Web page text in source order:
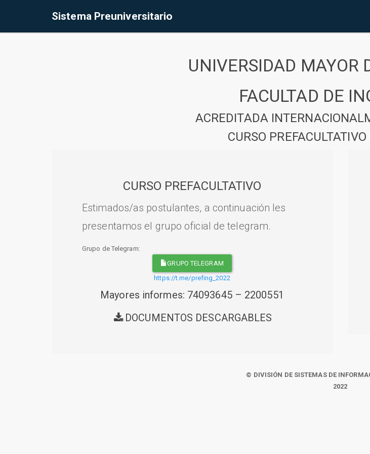
Sistema Preuniversitario
UNIVERSIDAD MAYOR
FACULTAD DE
ACREDITADA
CURSO
CURSO PREFACULTATIVO
Estimados/as postulantes, a continuación les
presentamos el grupo oficial de telegram.
Grupo de Telegram:
GRUPO TELEGRAM
https://t.me/prefing_2022
Mayores informes: 74093645 – 2200551
DOCUMENTOS DESCARGABLES
© DIVISIÓN DE SISTEMAS DE
2022